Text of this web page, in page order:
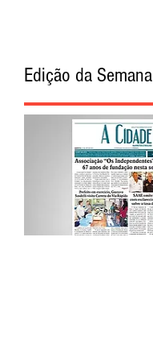
Edição da Semana